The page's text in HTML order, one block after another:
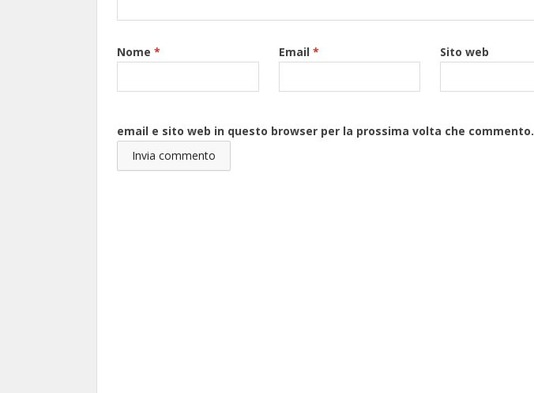
Nome * Email *
Sito web
email e sito web in questo browser per la prossima volta che commento.